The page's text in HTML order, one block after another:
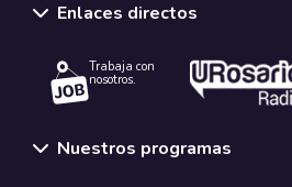
Enlaces directos
Trabaja con
nosotros.
Nuestros programas